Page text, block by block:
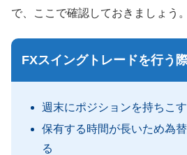
で、ここで確認しておきましょう。
FXスイングトレードを行う
週末にポジションを持ちこ
保有する時間が長いため為
る